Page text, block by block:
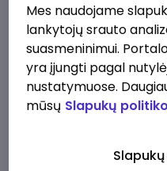
Kokios srities darbo
Pridėti naują
Mes naudojame
lankytojų srauto
suasmeninimui.
yra įjungti pagal
nustatymuose.
mūsų Slapukų